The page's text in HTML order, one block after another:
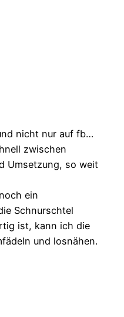
nicht nur auf fb…
zwischen
Umsetzung, so weit
ein
Schnurschtel
ist, kann ich die
und losnähen.